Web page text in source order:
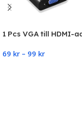
1 Pcs VGA till HDMI-
69 kr – 99 kr